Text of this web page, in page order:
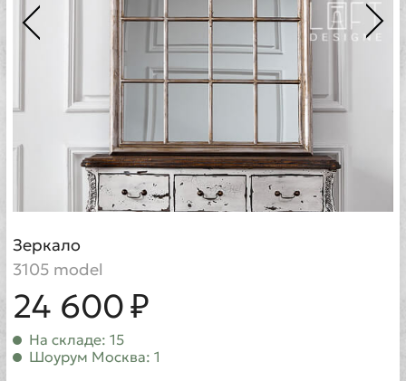
Зеркало
3105 model
24 600 ₽
На складе: 15
Шоурум Москва: 1